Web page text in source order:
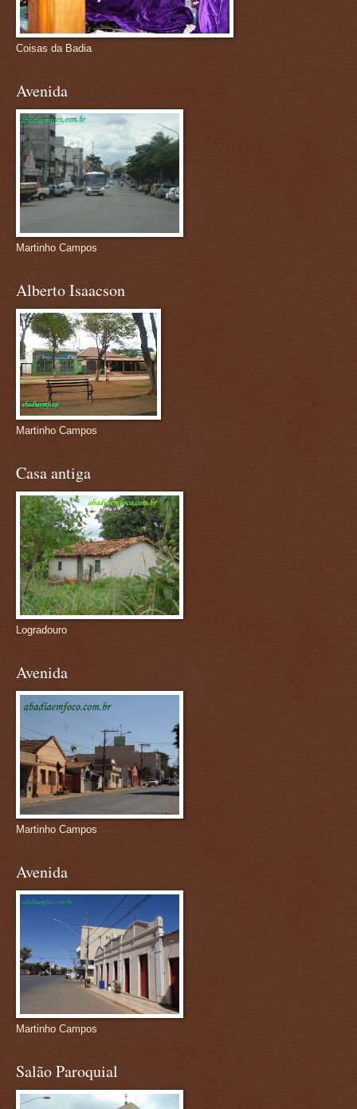
Coisas da Badia
Avenida
Martinho Campos
Alberto Isaacson
Martinho Campos
Casa antiga
Logradouro
Avenida
Martinho Campos
Avenida
Martinho Campos
Salão Paroquial